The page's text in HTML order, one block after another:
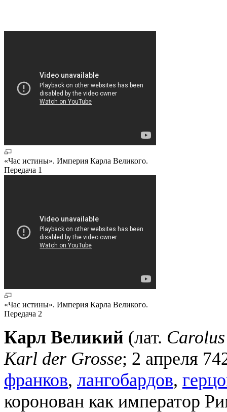
«Час истины». Империя Карла Великого.
Передача 1
«Час истины». Империя Карла Великого.
Передача 2
Карл Великий (лат.
Karl der Grosse; 2 апреля
франков, лангобардов,
коронован как император